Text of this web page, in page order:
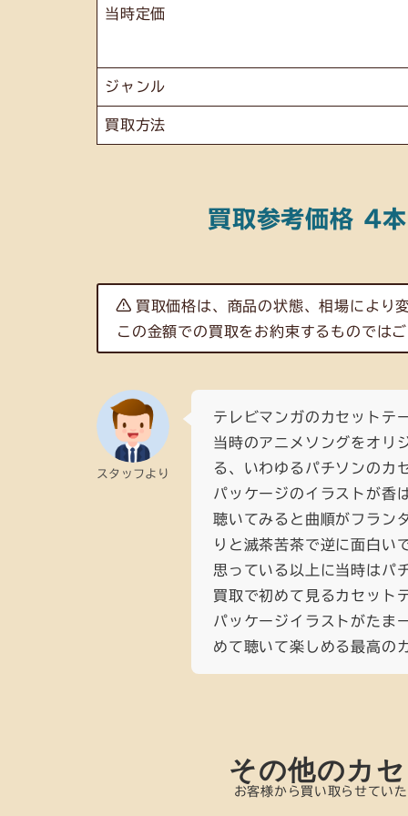
当時定価
ジャンル
買取方法
買取参考価格 4
買取価格は、商品の状態、相場により
この金額での買取をお約束するものでは
スタッフより
テレビマンガのカセットテ
当時のアニメソングをオリ
る、いわゆるパチソンのカ
パッケージのイラストが香
聴いてみると曲順がフラン
りと滅茶苦茶で逆に面白い
思っている以上に当時はパ
買取で初めて見るカセット
パッケージイラストがたま
めて聴いて楽しめる最高の
その他のカ
お客様から買い取らせてい